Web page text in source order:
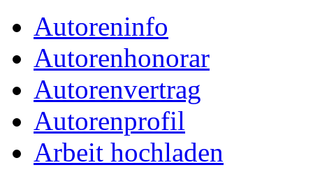
Autoreninfo
Autorenhonorar
Autorenvertrag
Autorenprofil
Arbeit hochladen